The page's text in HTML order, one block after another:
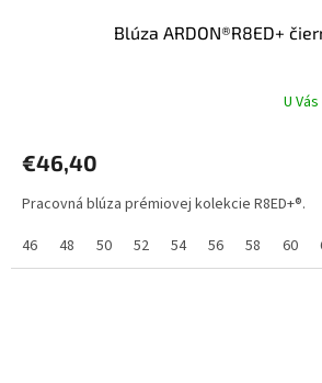
Blúza ARDON®R8ED+
U
€46,40
Pracovná blúza prémiovej kolekcie R8ED+®.
46
48 50 52 54 56 58 60